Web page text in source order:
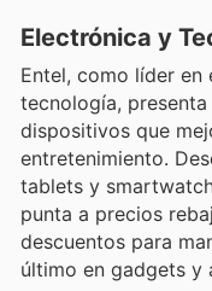
Electrónica y
Entel, como líder
tecnología,
dispositivos que
entretenimiento.
tablets y
punta a precios
descuentos para
último en gadgets y